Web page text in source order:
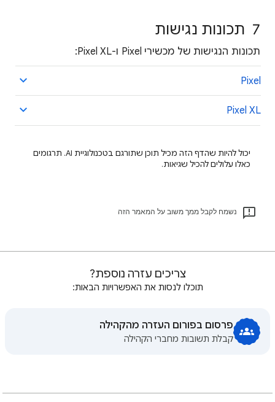
7 תכונות נגישות
תכונות הנגישות של מכשירי Pixel ו-Pixel XL:
Pixel
Pixel XL
יכול להיות שהדף הזה מכיל תוכן שתורגם בטכנולוגיית AI. תרגומים
כאלו עלולים להכיל שגיאות.
נשמח לקבל ממך משוב על המאמר הזה
צריכים עזרה נוספת?
תוכלו לנסות את האפשרויות הבאות:
פרסום בפורום העזרה מהקהילה
קבלת תשובות מחברי הקהילה